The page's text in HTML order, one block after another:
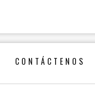
CONTÁCTENOS